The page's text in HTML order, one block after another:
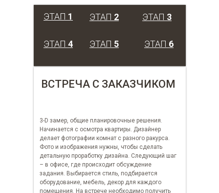
ЭТАП 1 ЭТАП 2
ЭТАП 6
ЭТАП 3
ЭТАП 4 ЭТАП 5
ВСТРЕЧА С ЗАКАЗЧИКОМ
3-D замер, общие планировочные решения.
Начинается с осмотра квартиры. Дизайнер
делает фотографии комнат с разного ракурса.
Фото и изображения нужны, чтобы сделать
детальную проработку дизайна. Следующий шаг
– в офисе, где происходит обсуждение
задания. Выбирается стиль, подбирается
оборудование, мебель, декор для каждого
помещения. На встрече необходимо получить